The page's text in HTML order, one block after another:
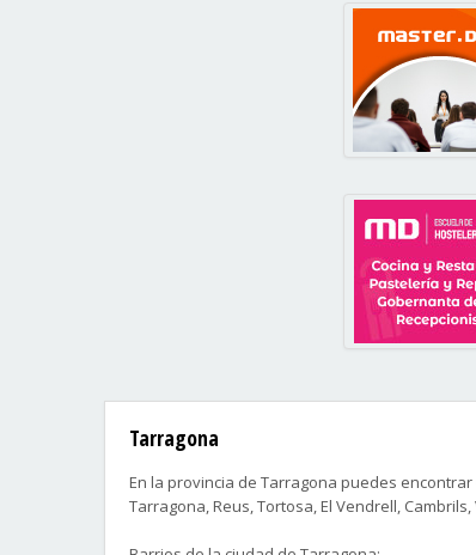
Tarragona
En la provincia de Tarragona puedes
Tarragona, Reus, Tortosa, El Vendrell,